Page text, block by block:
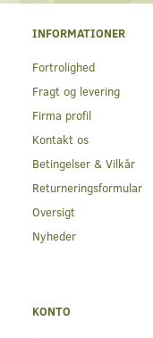
INFORMATIONER
Fortrolighed
Fragt og levering
Firma profil
Kontakt os
Betingelser & Vilkår
Returneringsformular
Oversigt
Nyheder
KONTO